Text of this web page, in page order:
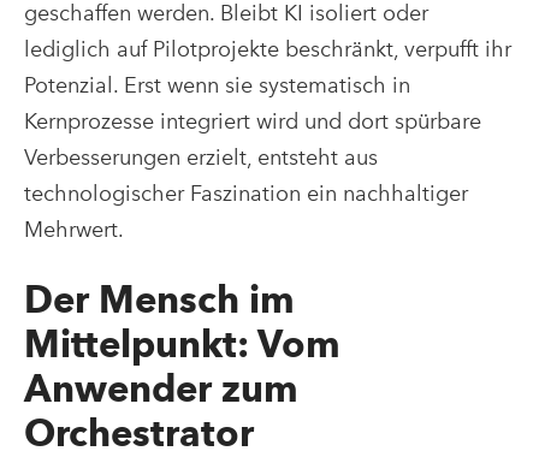
geschaffen werden. Bleibt KI isoliert oder
lediglich auf Pilotprojekte beschränkt, verpufft ihr
Potenzial. Erst wenn sie systematisch in
Kernprozesse integriert wird und dort spürbare
Verbesserungen erzielt, entsteht aus
technologischer Faszination ein nachhaltiger
Mehrwert.
Der Mensch im
Mittelpunkt: Vom
Anwender zum
Orchestrator